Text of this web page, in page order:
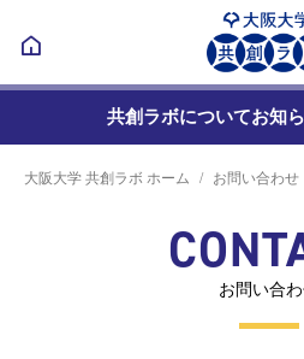
共創ラボについてお知
大阪大学 共創ラボ ホーム お問い合わせ
お問い合